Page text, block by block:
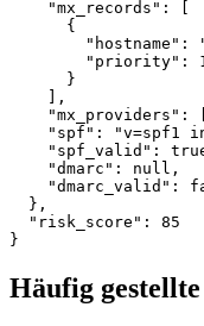
    "mx_records": [
      {
"hostname":
"priority":
      }
    ],
"mx_providers":
"spf": "v=spf1
"spf_valid":
    "dmarc": null,
"dmarc_valid":
  },
  "risk_score": 85
}
Häufig